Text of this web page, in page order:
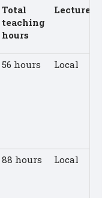
Total
teaching
hours
Lecturer
56 hours Local
88 hours Local